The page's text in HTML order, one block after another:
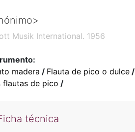
Musik International. 1956
madera / Flauta de pico o dulce/
flautas de pico /
técnica